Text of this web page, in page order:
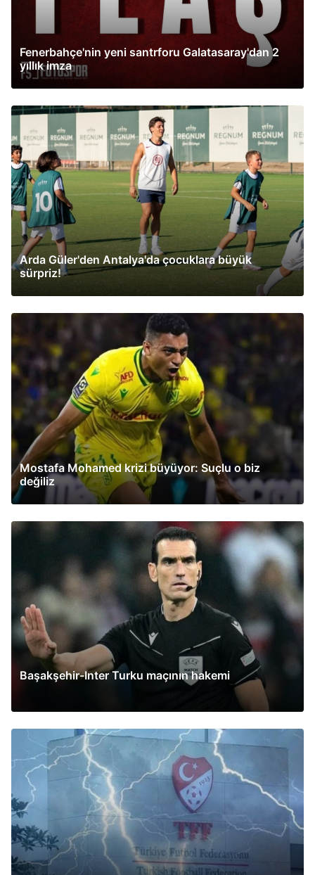
Fenerbahçe'nin yeni santrforu Galatasaray'dan 2
yıllık imza
Arda Güler'den Antalya'da çocuklara büyük
sürpriz!
Mostafa Mohamed krizi büyüyor: Suçlu o biz
değiliz
Başakşehir-Inter Turku maçının hakemi